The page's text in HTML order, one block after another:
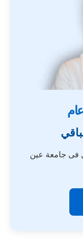
فى جامعة عين